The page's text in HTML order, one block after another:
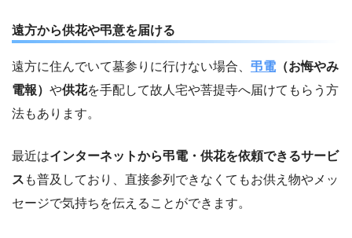
遠方から供花や弔意を届ける
遠方に住んでいて墓参りに行けない場合、 弔電 （お悔やみ
電報） や供花を手配して故人宅や菩提寺へ届けてもらう方
法もあります。
最近はインターネットから弔電・供花を依頼できるサービ
ス も普及しており、直接参列できなくてもお供え物やメッ
セージで気持ちを伝えることができます。